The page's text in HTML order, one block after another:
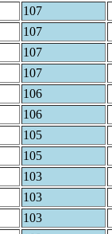
107
107
107
107
106
106
105
105
103
103
103